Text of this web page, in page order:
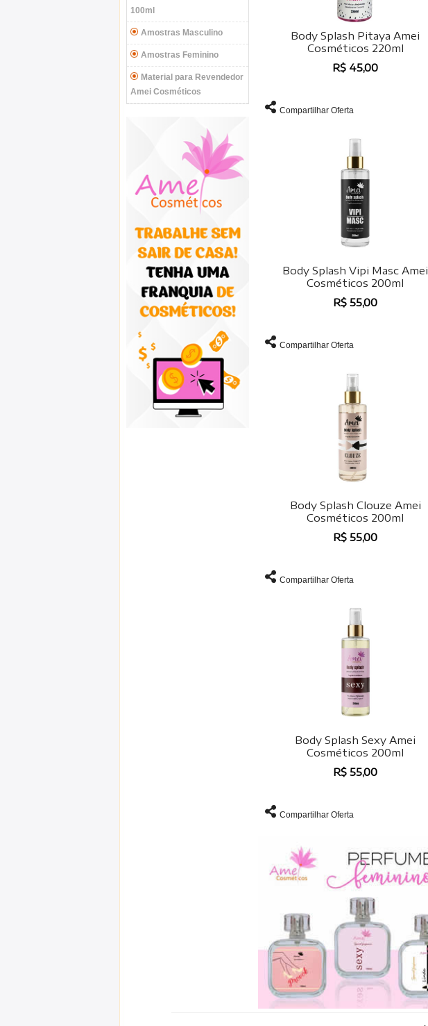
100ml
Amostras Masculino
Amostras Feminino
Material para Revendedor
Amei Cosméticos
Body Splash Pitaya Amei
Cosméticos 220ml
R$ 45,00
Compartilhar Oferta
Body Splash Vipi Masc Amei
Cosméticos 200ml
R$ 55,00
Compartilhar Oferta
Body Splash Clouze Amei
Cosméticos 200ml
R$ 55,00
Compartilhar Oferta
Body Splash Sexy Amei
Cosméticos 200ml
R$ 55,00
Compartilhar Oferta